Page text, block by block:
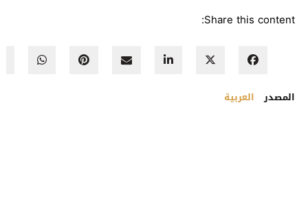
Share this content:
المصدر العربية